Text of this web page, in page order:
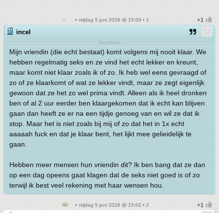
• vrijdag 5 juni 2026 @ 15:00 • 1
incel
they/them
Mijn vriendin (die echt bestaat) komt volgens mij nooit klaar. We
hebben regelmatig seks en ze vind het echt lekker en kreunt,
maar komt niet klaar zoals ik of zo. Ik heb wel eens gevraagd of
zo of ze klaarkomt of wat ze lekker vindt, maar ze zegt eigenlijk
gewoon dat ze het zo wel prima vindt. Alleen als ik heel dronken
ben of al 2 uur eerder ben klaargekomen dat ik echt kan blijven
gaan dan heeft ze er na een tijdje genoeg van en wil ze dat ik
stop. Maar het is niet zoals bij mij of zo dat het in 1x echt
aaaaah fuck en dat je klaar bent, het lijkt mee gelieidelijk te
gaan.
Hebben meer mensen hun vriendin dit? Ik ben bang dat ze dan
op een dag opeens gaat klagen dat de seks niet goed is of zo
terwijl ik best veel rekening met haar wensen hou.
• vrijdag 5 juni 2026 @ 15:02 • 2